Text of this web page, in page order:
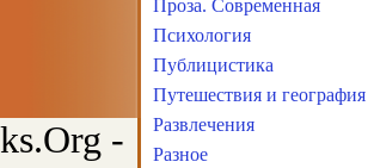
-
Проза. Современная
Психология
Публицистика
Путешествия и география
Развлечения
Разное